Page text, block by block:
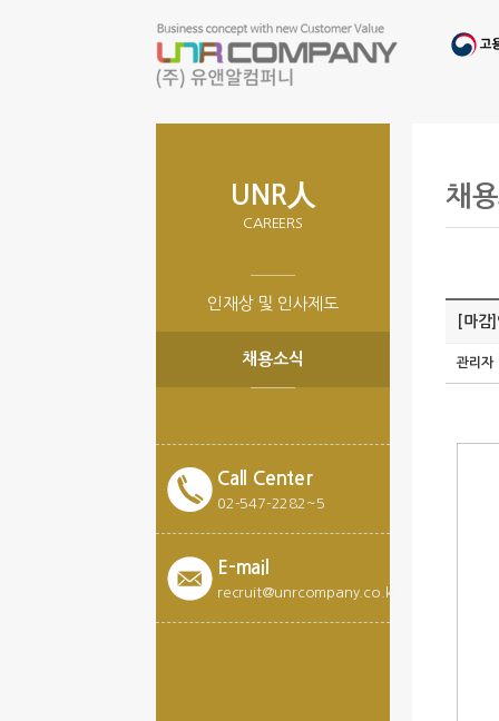
UNR人
CAREERS
인재상 및 인사제도
채용소식
Call Center
02-547-2282~5
E-mail
recruit@unrcompany.co.kr
채
[마
관리자